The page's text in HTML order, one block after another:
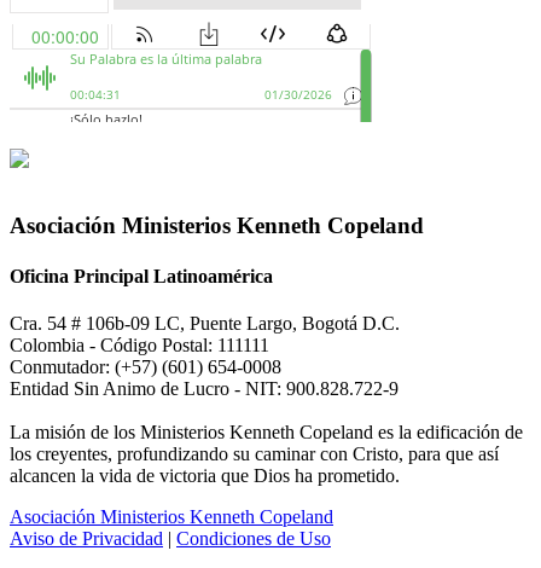
Asociación Ministerios Kenneth Copeland
Oficina Principal Latinoamérica
Cra. 54 # 106b-09 LC, Puente Largo, Bogotá D.C.
Colombia - Código Postal: 111111
Conmutador: (+57) (601) 654-0008
Entidad Sin Animo de Lucro - NIT: 900.828.722-9
La misión de los Ministerios Kenneth Copeland es la edificación de
los creyentes, profundizando su caminar con Cristo, para que así
alcancen la vida de victoria que Dios ha prometido.
Asociación Ministerios Kenneth Copeland
Aviso de Privacidad | Condiciones de Uso